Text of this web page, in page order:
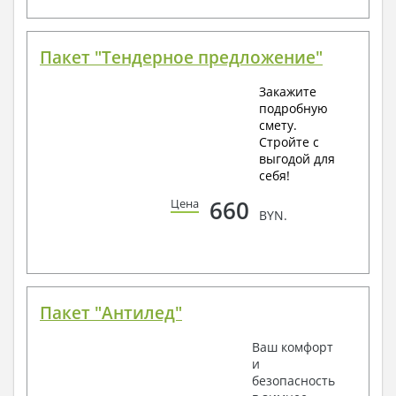
Пакет "Тендерное предложение"
Закажите
подробную
смету.
Стройте с
выгодой для
себя!
Цена 660 BYN.
Пакет "Антилед"
Ваш комфорт
и
безопасность